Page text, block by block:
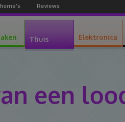
Reviews
Thuis Elektronica
een